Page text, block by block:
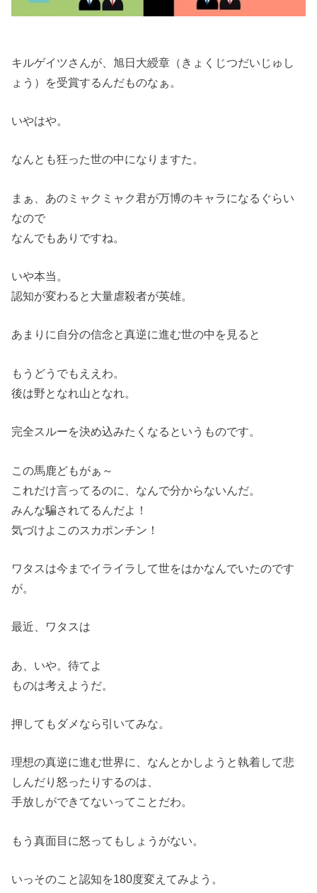
キルゲイツさんが、旭日大綬章（きょくじつだいじゅし
ょう）を受賞するんだものなぁ。
いやはや。
なんとも狂った世の中になりますた。
まぁ、あのミャクミャク君が万博のキャラになるぐらい
なので
なんでもありですね。
いや本当。
認知が変わると大量虐殺者が英雄。
あまりに自分の信念と真逆に進む世の中を見ると
もうどうでもええわ。
後は野となれ山となれ。
完全スルーを決め込みたくなるというものです。
この馬鹿どもがぁ～
これだけ言ってるのに、なんで分からないんだ。
みんな騙されてるんだよ！
気づけよこのスカポンチン！
ワタスは今までイライラして世をはかなんでいたのです
が。
最近、ワタスは
あ、いや。待てよ
ものは考えようだ。
押してもダメなら引いてみな。
理想の真逆に進む世界に、なんとかしようと執着して悲
しんだり怒ったりするのは、
手放しができてないってことだわ。
もう真面目に怒ってもしょうがない。
いっそのこと認知を180度変えてみよう。